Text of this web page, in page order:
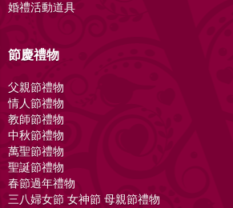
婚禮活動道具
節慶禮物
父親節禮物
情人節禮物
教師節禮物
中秋節禮物
萬聖節禮物
聖誕節禮物
春節過年禮物
三八婦女節 女神節 母親節禮物